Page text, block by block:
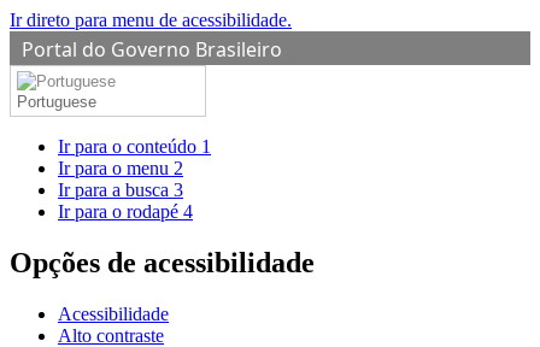
Ir direto para menu de acessibilidade.
Portal do Governo Brasileiro
Portuguese
Ir para o conteúdo 1
Ir para o menu 2
Ir para a busca 3
Ir para o rodapé 4
Opções de acessibilidade
Acessibilidade
Alto contraste